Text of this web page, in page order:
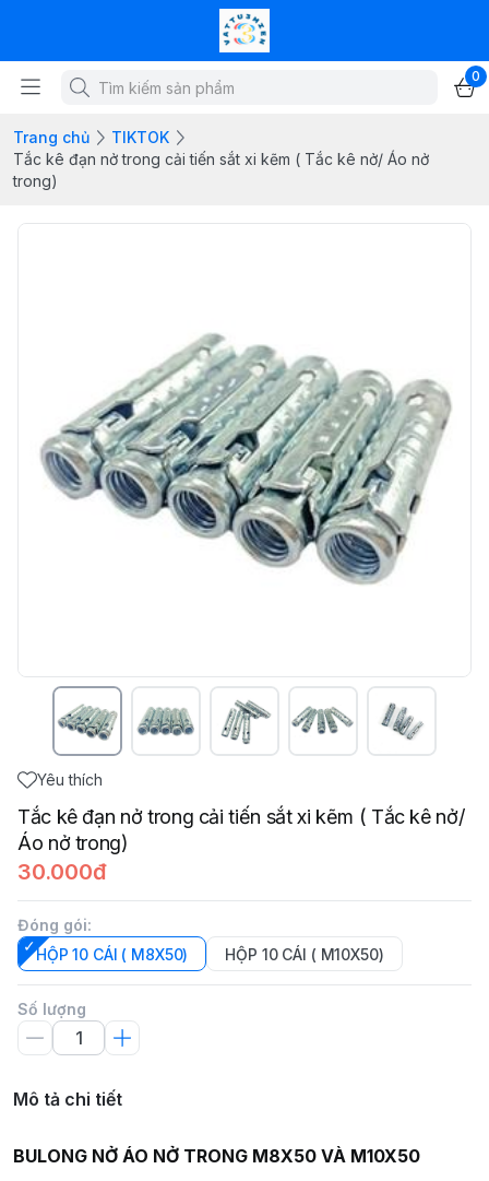
0
Trang chủ
TIKTOK
Tắc kê đạn nở trong cải tiến sắt xi kẽm ( Tắc kê nở/ Áo nở
trong)
Yêu thích
Tắc kê đạn nở trong cải tiến sắt xi kẽm ( Tắc kê nở/
Áo nở trong)
30.000đ
Đóng gói:
HỘP 10 CÁI ( M8X50)
HỘP 10 CÁI ( M10X50)
Số lượng
Mô tả chi tiết
BULONG NỞ ÁO NỞ TRONG M8X50 VÀ M10X50